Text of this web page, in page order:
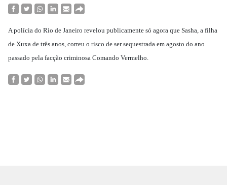
A polícia do Rio de Janeiro revelou publicamente só agora que Sasha, a filha
de Xuxa de três anos, correu o risco de ser sequestrada em agosto do ano
passado pela facção criminosa Comando Vermelho.